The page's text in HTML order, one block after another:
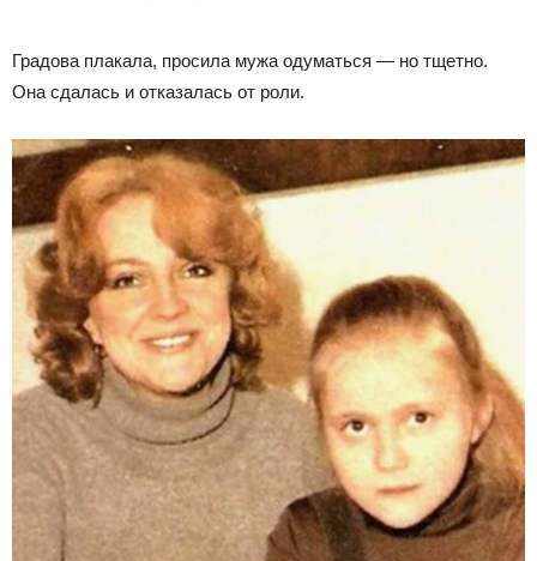
Градова плакала, просила мужа одуматься — но тщетно.
Она сдалась и отказалась от роли.